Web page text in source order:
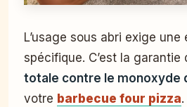
L’usage sous abri exige une
spécifique. C’est la garantie
totale contre le monoxyde
votre barbecue four pizza.